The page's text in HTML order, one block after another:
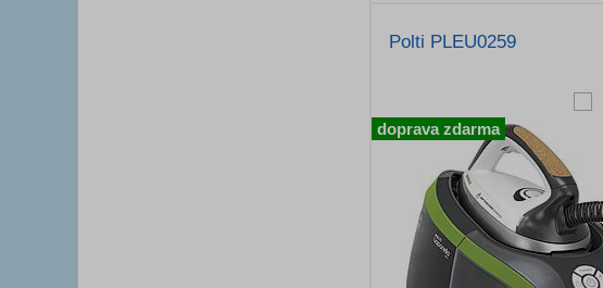
Polti PLEU0259
doprava zdarma